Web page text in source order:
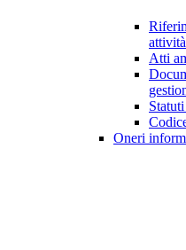
attività
Atti
Oneri